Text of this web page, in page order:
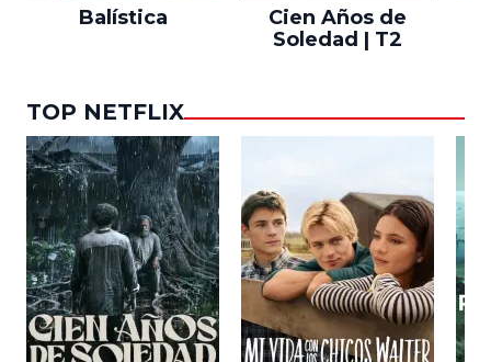
Balística
Cien Años de
Soledad | T2
TOP NETFLIX